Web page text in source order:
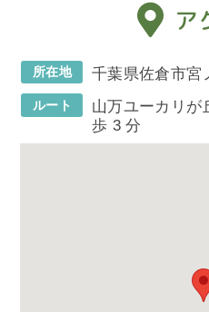
ア
所在地 千葉県佐倉市宮
ルート
山万ユーカリが
歩 3 分